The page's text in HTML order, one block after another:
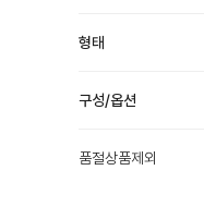
형태
구성/옵션
품절상품제외